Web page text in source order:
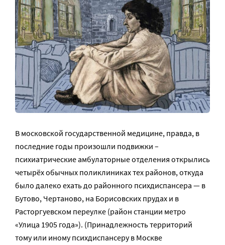
В московской государственной медицине, правда, в
последние годы произошли подвижки –
психиатрические амбулаторные отделения открылись
четырёх обычных поликлиниках тех районов, откуда
было далеко ехать до районного психдиспансера — в
Бутово, Чертаново, на Борисовских прудах и в
Расторгуевском переулке (район станции метро
«Улица 1905 года»). (Принадлежность территорий
тому или иному психдиспансеру в Москве